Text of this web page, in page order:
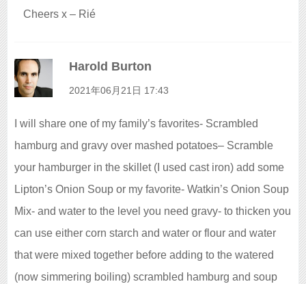
Cheers x – Rié
Harold Burton
:
2021年06月21日 17:43
I will share one of my family’s favorites- Scrambled
hamburg and gravy over mashed potatoes– Scramble
your hamburger in the skillet (I used cast iron) add some
Lipton’s Onion Soup or my favorite- Watkin’s Onion Soup
Mix- and water to the level you need gravy- to thicken you
can use either corn starch and water or flour and water
that were mixed together before adding to the watered
(now simmering boiling) scrambled hamburg and soup